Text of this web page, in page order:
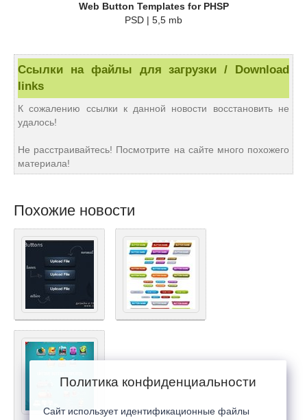
Web Button Templates for PHSP
PSD | 5,5 mb
Ссылки на файлы для загрузки / Download
links
К сожалению ссылки к данной новости восстановить не
удалось!
Не расстраивайтесь! Посмотрите на сайте много похожего
материала!
Похожие новости
Политика конфиденциальности
Сайт использует идентификационные файлы